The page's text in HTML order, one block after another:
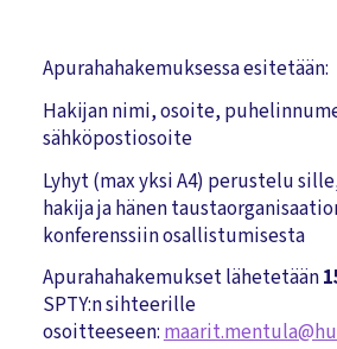
Apurahahakemuksessa esitetään:
Hakijan nimi, osoite,
sähköpostiosoite
Lyhyt (max yksi A4) perustelu
hakija ja hänen
konferenssiin osallistumisesta
Apurahahakemukset lähetetään
SPTY:n sihteerille
osoitteeseen: